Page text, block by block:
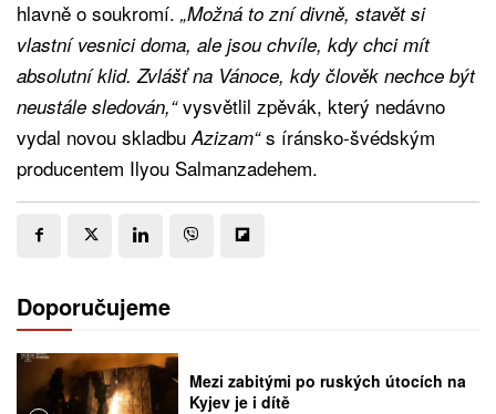
hlavně o soukromí. „Možná to zní divně, stavět si
vlastní vesnici doma, ale jsou chvíle, kdy chci mít
absolutní klid. Zvlášť na Vánoce, kdy člověk nechce být
neustále sledován,“vysvětlil zpěvák, který nedávno
vydal novou skladbu Azizam“s íránsko-švédským
producentem Ilyou Salmanzadehem.
Doporučujeme
Mezi zabitými po ruských útocích na
Kyjev je i dítě